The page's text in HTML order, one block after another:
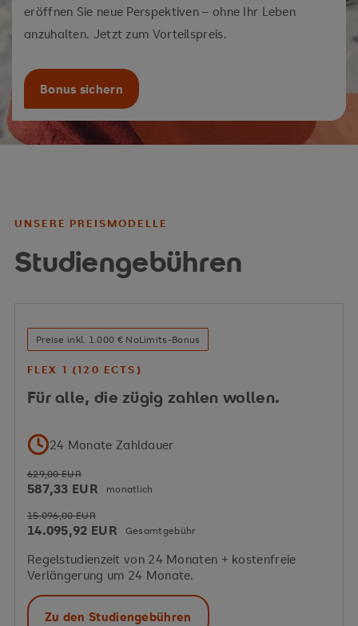
eröffnen Sie neue Perspektiven – ohne Ihr Leben
anzuhalten. Jetzt zum Vorteilspreis.
Bonus sichern
UNSERE PREISMODELLE
Studiengebühren
Preise inkl. 1.000 € NoLimits-Bonus
FLEX 1 (120 ECTS)
Für alle, die zügig zahlen wollen.
24 Monate Zahldauer
629,00 EUR
587,33 EUR monatlich
15.096,00 EUR
14.095,92 EUR Gesamtgebühr
Regelstudienzeit von 24 Monaten + kostenfreie
Verlängerung um 24 Monate.
Zu den Studiengebühren